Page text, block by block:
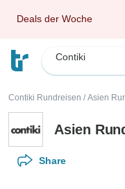
Deals der Woche
Contiki
Contiki Rundreisen / Asien
Asien
Share